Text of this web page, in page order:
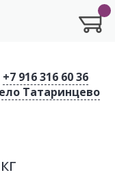
+7 916 316 60 36
Татаринцево